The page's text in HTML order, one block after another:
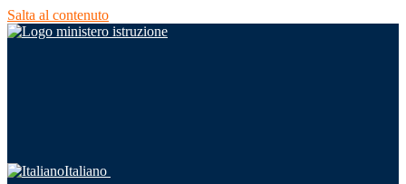
Salta al contenuto
Italiano